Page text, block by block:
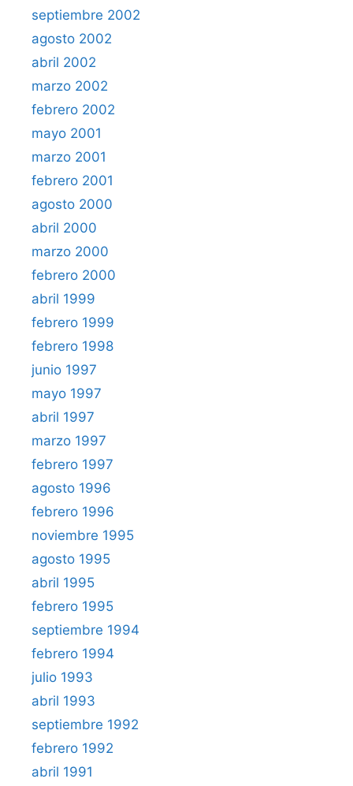
septiembre 2002
agosto 2002
abril 2002
marzo 2002
febrero 2002
mayo 2001
marzo 2001
febrero 2001
agosto 2000
abril 2000
marzo 2000
febrero 2000
abril 1999
febrero 1999
febrero 1998
junio 1997
mayo 1997
abril 1997
marzo 1997
febrero 1997
agosto 1996
febrero 1996
noviembre 1995
agosto 1995
abril 1995
febrero 1995
septiembre 1994
febrero 1994
julio 1993
abril 1993
septiembre 1992
febrero 1992
abril 1991